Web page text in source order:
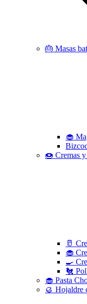
🎂 Masas
🧁
🍩 Cremas y
🥛
🧁
🍳
🐔
🧁 Pasta
🥮 Hojaldre